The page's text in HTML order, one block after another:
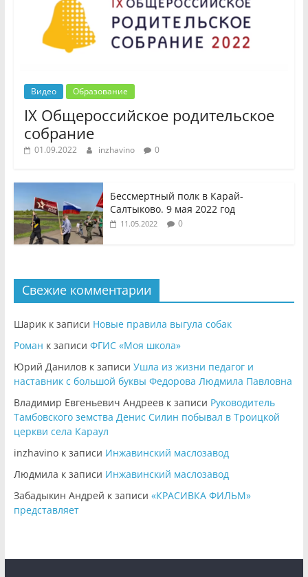
Видео Образование
IX Общероссийское родительское
собрание
01.09.2022 inzhavino 0
Бессмертный полк в Карай-
Салтыково. 9 мая 2022 год
11.05.2022 0
Свежие комментарии
Шарикк записи Новые правила выгула собак
Роман к записи ФГИС «Моя школа»
Юрий Даниловк записи Ушла из жизни педагог и
наставник с большой буквы Федорова Людмила Павловна
Владимир Евгеньевич Андреевк записи Руководитель
Тамбовского земства Денис Силин побывал в Троицкой
церкви села Караул
inzhavinoк записи Инжавинский маслозавод
Людмила к записи Инжавинский маслозавод
Забадыкин Андрей к записи «КРАСИВКА ФИЛЬМ»
представляет